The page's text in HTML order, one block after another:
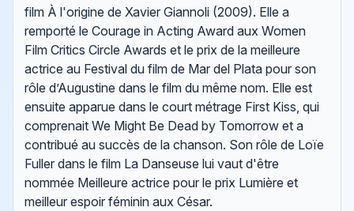
film À l'origine de Xavier Giannoli (2009). Elle a
remporté le Courage in Acting Award aux Women
Film Critics Circle Awards et le prix de la meilleure
actrice au Festival du film de Mar del Plata pour son
rôle d’Augustine dans le film du même nom. Elle est
ensuite apparue dans le court métrage First Kiss, qui
comprenait We Might Be Dead by Tomorrow et a
contribué au succès de la chanson. Son rôle de Loïe
Fuller dans le film La Danseuse lui vaut d'être
nommée Meilleure actrice pour le prix Lumière et
meilleur espoir féminin aux César.